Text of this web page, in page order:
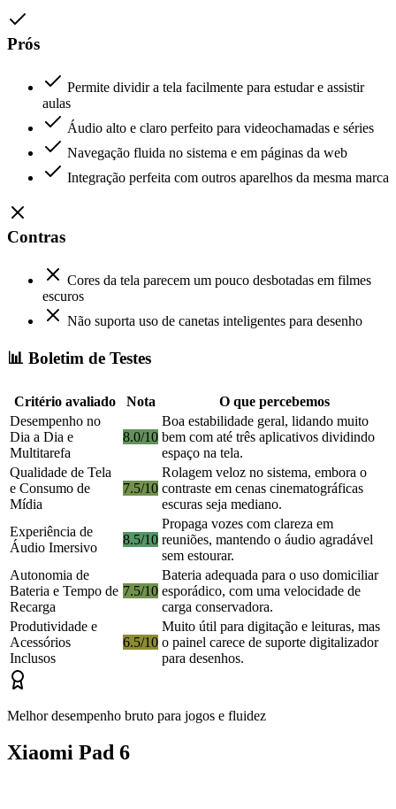
Prós
Permite dividir a tela facilmente para estudar e assistir
aulas
Áudio alto e claro perfeito para videochamadas e séries
Navegação fluida no sistema e em páginas da web
Integração perfeita com outros aparelhos da mesma marca
Contras
Cores da tela parecem um pouco desbotadas em filmes
escuros
Não suporta uso de canetas inteligentes para desenho
📊 Boletim de Testes
Critério avaliado Nota
O que percebemos
Desempenho no
Dia a Dia e
Multitarefa
8.0/10
Boa estabilidade geral, lidando muito
bem com até três aplicativos dividindo
espaço na tela.
Qualidade de Tela
e Consumo de
Mídia
7.5/10
Rolagem veloz no sistema, embora o
contraste em cenas cinematográficas
escuras seja mediano.
Experiência de
Áudio Imersivo
8.5/10
Propaga vozes com clareza em
reuniões, mantendo o áudio agradável
sem estourar.
Autonomia de
Bateria e Tempo de
Recarga
7.5/10
Bateria adequada para o uso domiciliar
esporádico, com uma velocidade de
carga conservadora.
Produtividade e
Acessórios
Inclusos
6.5/10
Muito útil para digitação e leituras, mas
o painel carece de suporte digitalizador
para desenhos.
Melhor desempenho bruto para jogos e fluidez
Xiaomi Pad 6